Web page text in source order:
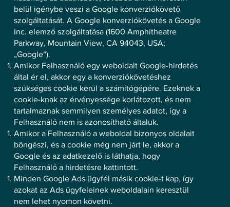
belül igénybe veszi a Google konverziókövető
szolgáltatását. A Google konverziókövetés a Google
Inc. elemző szolgáltatása (1600 Amphitheatre
Parkway, Mountain View, CA 94043, USA;
„Google“).
Amikor Felhasználó egy weboldalt Google-hirdetés
által ér el, akkor egy a konverziókövetéshez
szükséges cookie kerül a számítógépére. Ezeknek a
cookie-knak az érvényessége korlátozott, és nem
tartalmaznak semmilyen személyes adatot, így a
Felhasználó nem is azonosítható általuk.
Amikor a Felhasználó a weboldal bizonyos oldalait
böngészi, és a cookie még nem járt le, akkor a
Google és az adatkezelő is láthatja, hogy
Felhasználó a hirdetésre kattintott.
Minden Google Ads ügyfél másik cookie-t kap, így
azokat az Ads ügyfeleinek weboldalain keresztül
nem lehet nyomon követni.